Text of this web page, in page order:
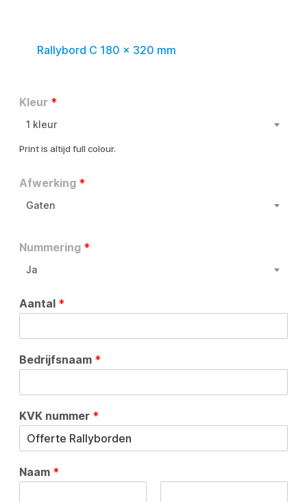
Rallybord C 180 x 320 mm
Kleur *
1 kleur
Print is altijd full colour.
Afwerking *
Gaten
Nummering *
Ja
Aantal *
Bedrijfsnaam *
KVK nummer *
Naam *